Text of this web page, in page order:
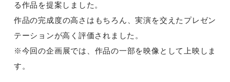
る作品を提案しました。
作品の完成度の高さはもちろん、実演を交えたプレゼン
テーションが高く評価されました。
※今回の企画展では、作品の一部を映像として上映しま
す。